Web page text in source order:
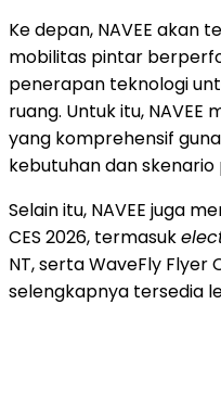
Ke depan, NAVEE akan
mobilitas pintar
penerapan teknologi
ruang. Untuk itu,
yang komprehensif
kebutuhan dan skenario
Selain itu, NAVEE juga
CES 2026, termasuk
NT, serta WaveFly Flyer
selengkapnya tersedia